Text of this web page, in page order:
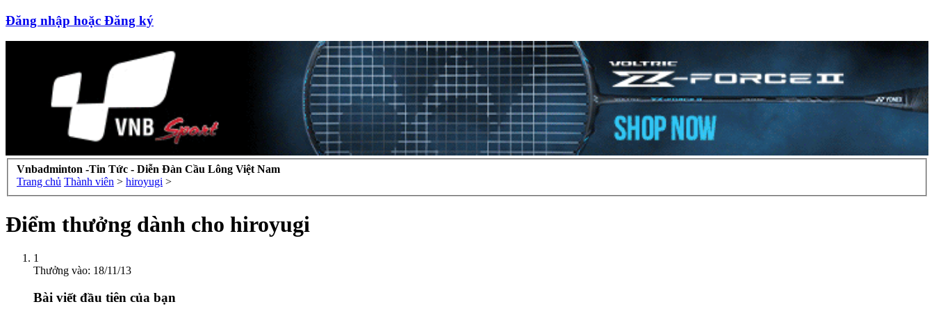
Đăng nhập hoặc Đăng ký
Vnbadminton -Tin Tức - Diễn Đàn Cầu Lông Việt Nam
Trang chủ Thành viên > hiroyugi >
Điểm thưởng dành cho hiroyugi
1
Thưởng vào: 18/11/13
Bài viết đầu tiên của bạn